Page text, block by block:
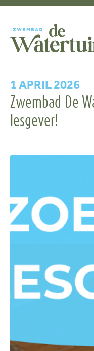
1 APRIL 2026
Zwembad De
lesgever!